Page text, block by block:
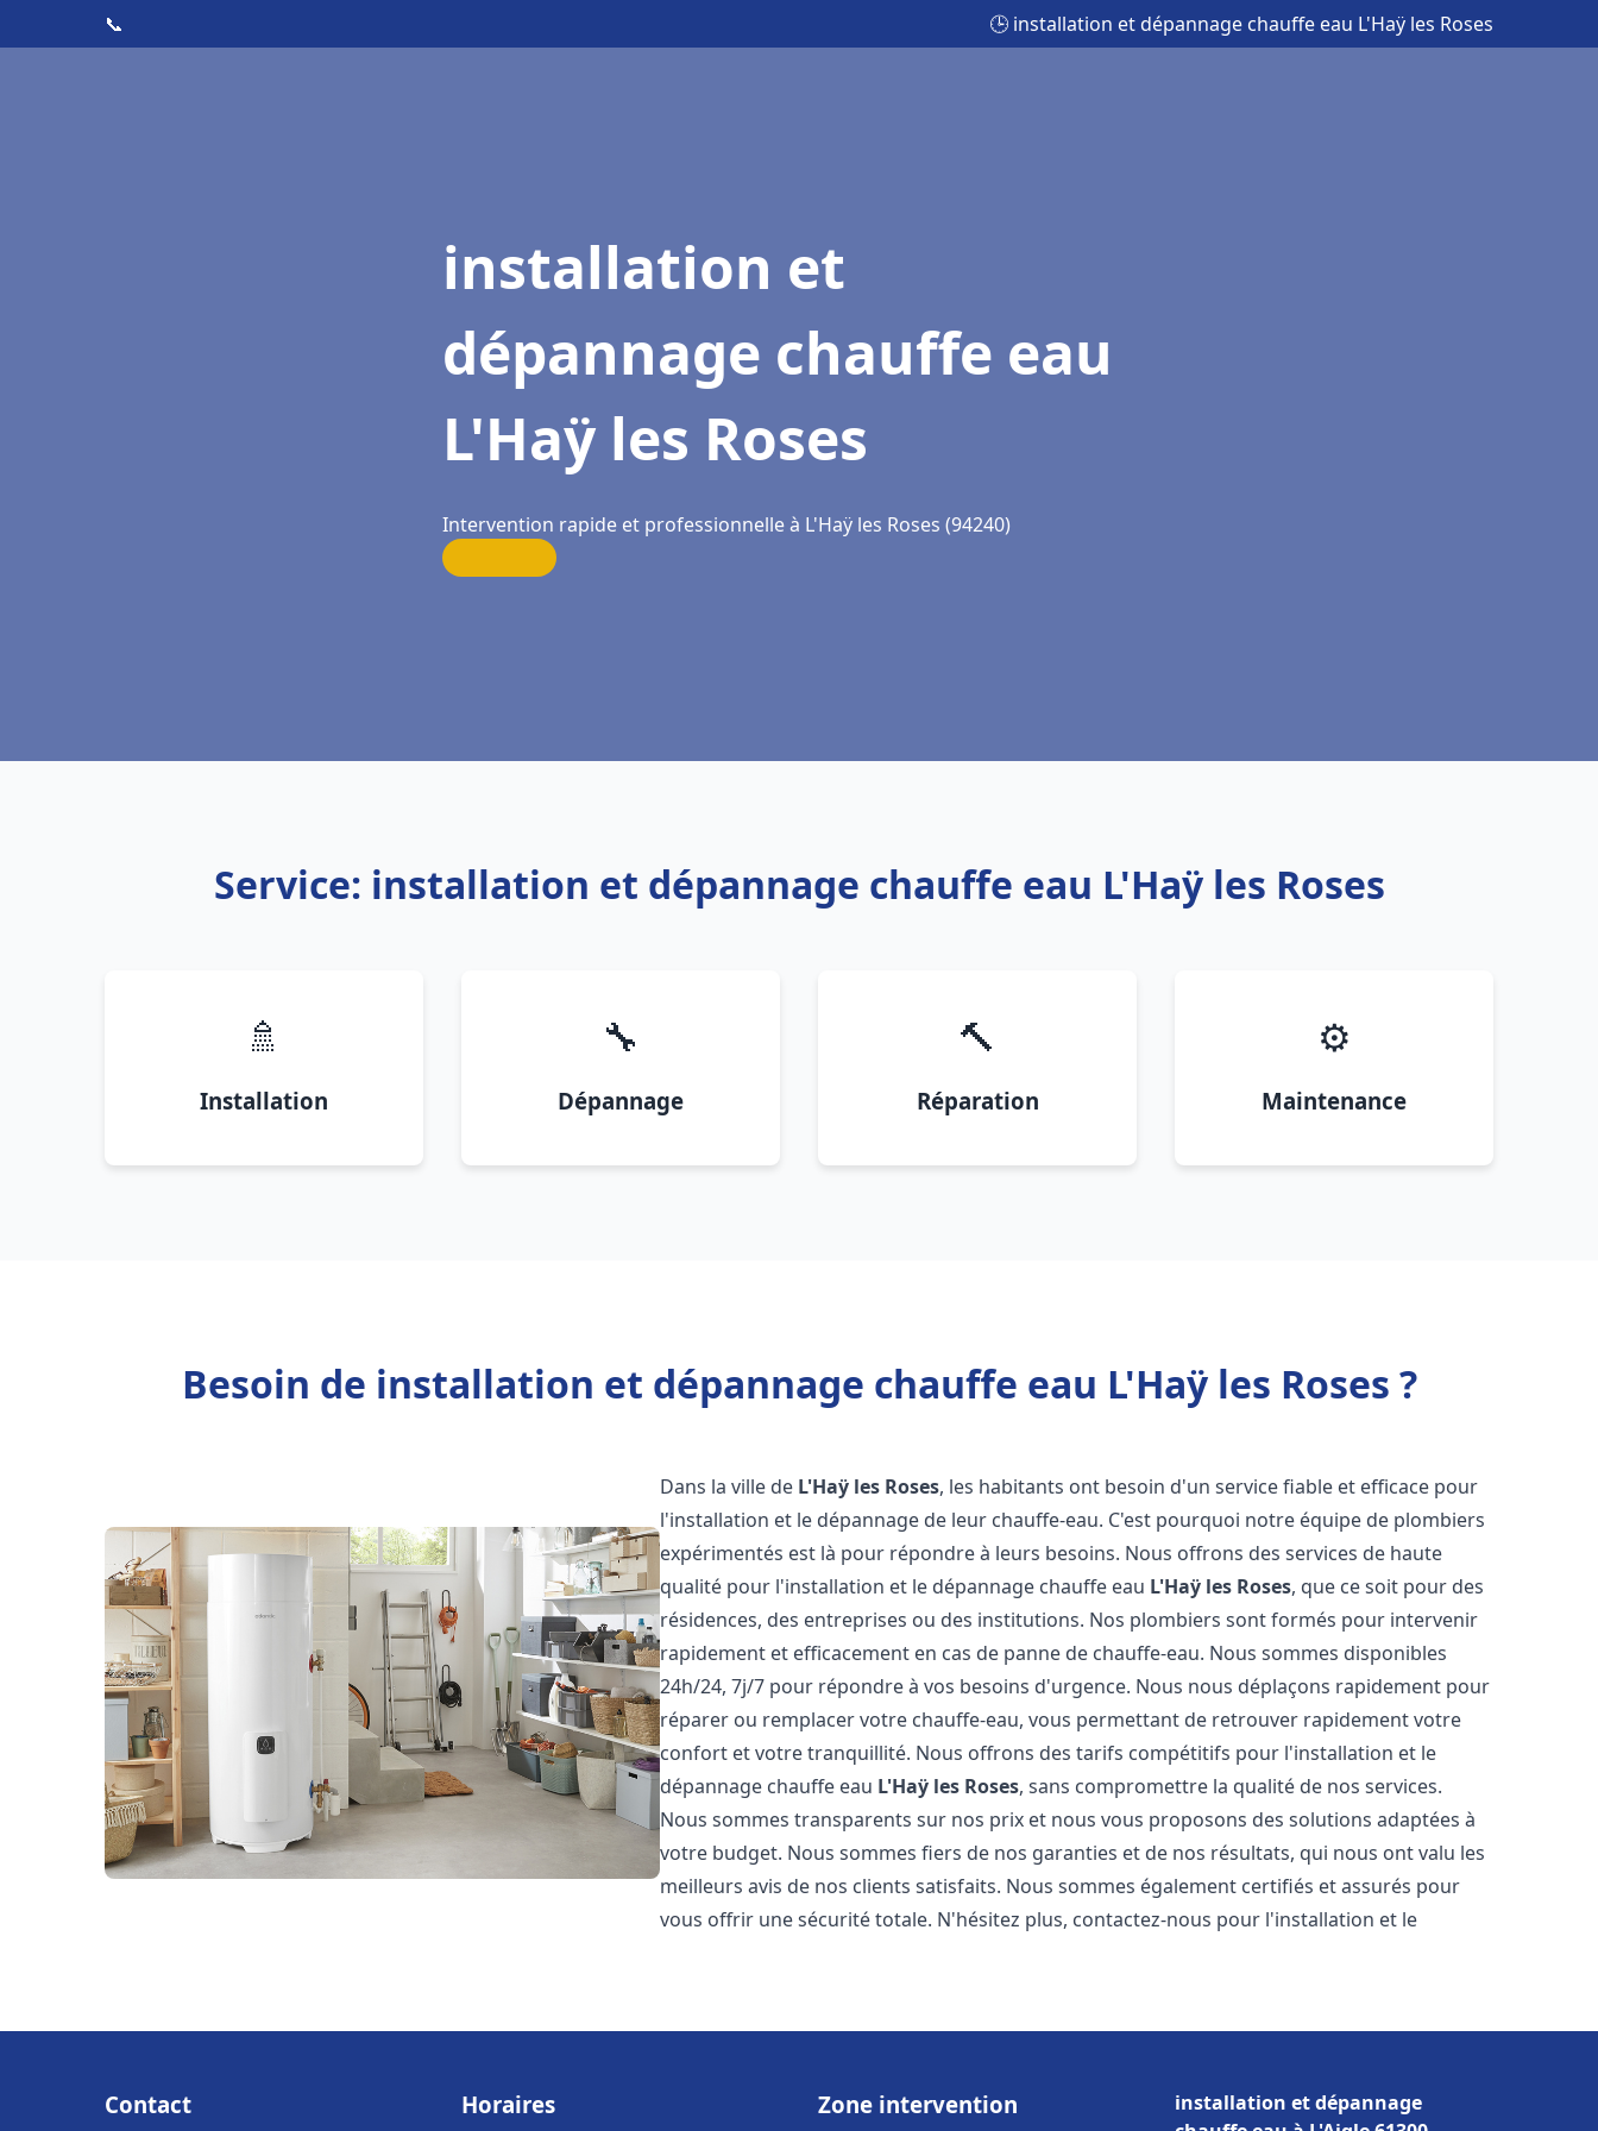
📞 🕒 installation et dépannage chauffe eau L'Haÿ les Roses
installation et
dépannage chauffe eau
L'Haÿ les Roses
Intervention rapide et professionnelle à L'Haÿ les Roses (94240)
Service: installation et dépannage chauffe eau L'Haÿ les Roses
🚿
Installation
🔧
Dépannage
🔨
Réparation
⚙️
Maintenance
Besoin de installation et dépannage chauffe eau L'Haÿ les Roses ?
Dans la ville de L'Haÿ les Roses, les habitants ont besoin d'un service fiable et efficace pour
l'installation et le dépannage de leur chauffe-eau. C'est pourquoi notre équipe de plombiers
expérimentés est là pour répondre à leurs besoins. Nous offrons des services de haute
qualité pour l'installation et le dépannage chauffe eau L'Haÿ les Roses, que ce soit pour des
résidences, des entreprises ou des institutions. Nos plombiers sont formés pour intervenir
rapidement et efficacement en cas de panne de chauffe-eau. Nous sommes disponibles
24h/24, 7j/7 pour répondre à vos besoins d'urgence. Nous nous déplaçons rapidement pour
réparer ou remplacer votre chauffe-eau, vous permettant de retrouver rapidement votre
confort et votre tranquillité. Nous offrons des tarifs compétitifs pour l'installation et le
dépannage chauffe eau L'Haÿ les Roses, sans compromettre la qualité de nos services.
Nous sommes transparents sur nos prix et nous vous proposons des solutions adaptées à
votre budget. Nous sommes fiers de nos garanties et de nos résultats, qui nous ont valu les
meilleurs avis de nos clients satisfaits. Nous sommes également certifiés et assurés pour
vous offrir une sécurité totale. N'hésitez plus, contactez-nous pour l'installation et le
Contact Horaires Zone intervention
installation et dépannage